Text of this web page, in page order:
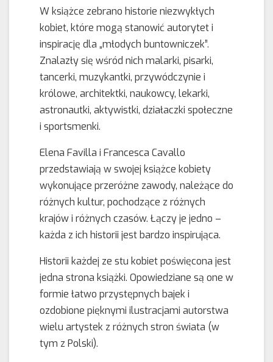
W książce zebrano historie niezwykłych
kobiet, które mogą stanowić autorytet i
inspirację dla „młodych buntowniczek”.
Znalazły się wśród nich malarki, pisarki,
tancerki, muzykantki, przywódczynie i
królowe, architektki, naukowcy, lekarki,
astronautki, aktywistki, działaczki społeczne
i sportsmenki.
Elena Favilla i Francesca Cavallo
przedstawiają w swojej książce kobiety
wykonujące przeróżne zawody, należące do
różnych kultur, pochodzące z różnych
krajów i różnych czasów. Łączy je jedno –
każda z ich historii jest bardzo inspirująca.
Historii każdej ze stu kobiet poświęcona jest
jedna strona książki. Opowiedziane są one w
formie łatwo przystępnych bajek i
ozdobione pięknymi ilustracjami autorstwa
wielu artystek z różnych stron świata (w
tym z Polski).